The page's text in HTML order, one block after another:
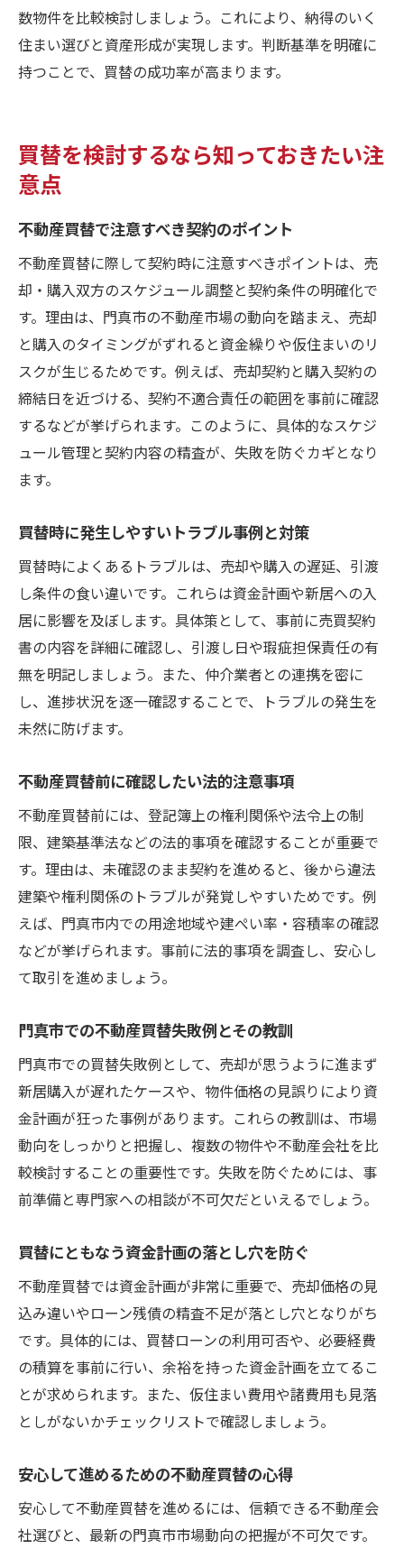
数物件を比較検討しましょう。これにより、納得のいく
住まい選びと資産形成が実現します。判断基準を明確に
持つことで、買替の成功率が高まります。
買替を検討するなら知っておきたい注
意点
不動産買替で注意すべき契約のポイント
不動産買替に際して契約時に注意すべきポイントは、売
却・購入双方のスケジュール調整と契約条件の明確化で
す。理由は、門真市の不動産市場の動向を踏まえ、売却
と購入のタイミングがずれると資金繰りや仮住まいのリ
スクが生じるためです。例えば、売却契約と購入契約の
締結日を近づける、契約不適合責任の範囲を事前に確認
するなどが挙げられます。このように、具体的なスケジ
ュール管理と契約内容の精査が、失敗を防ぐカギとなり
ます。
買替時に発生しやすいトラブル事例と対策
買替時によくあるトラブルは、売却や購入の遅延、引渡
し条件の食い違いです。これらは資金計画や新居への入
居に影響を及ぼします。具体策として、事前に売買契約
書の内容を詳細に確認し、引渡し日や瑕疵担保責任の有
無を明記しましょう。また、仲介業者との連携を密に
し、進捗状況を逐一確認することで、トラブルの発生を
未然に防げます。
不動産買替前に確認したい法的注意事項
不動産買替前には、登記簿上の権利関係や法令上の制
限、建築基準法などの法的事項を確認することが重要で
す。理由は、未確認のまま契約を進めると、後から違法
建築や権利関係のトラブルが発覚しやすいためです。例
えば、門真市内での用途地域や建ぺい率・容積率の確認
などが挙げられます。事前に法的事項を調査し、安心し
て取引を進めましょう。
門真市での不動産買替失敗例とその教訓
門真市での買替失敗例として、売却が思うように進まず
新居購入が遅れたケースや、物件価格の見誤りにより資
金計画が狂った事例があります。これらの教訓は、市場
動向をしっかりと把握し、複数の物件や不動産会社を比
較検討することの重要性です。失敗を防ぐためには、事
前準備と専門家への相談が不可欠だといえるでしょう。
買替にともなう資金計画の落とし穴を防ぐ
不動産買替では資金計画が非常に重要で、売却価格の見
込み違いやローン残債の精査不足が落とし穴となりがち
です。具体的には、買替ローンの利用可否や、必要経費
の積算を事前に行い、余裕を持った資金計画を立てるこ
とが求められます。また、仮住まい費用や諸費用も見落
としがないかチェックリストで確認しましょう。
安心して進めるための不動産買替の心得
安心して不動産買替を進めるには、信頼できる不動産会
社選びと、最新の門真市市場動向の把握が不可欠です。